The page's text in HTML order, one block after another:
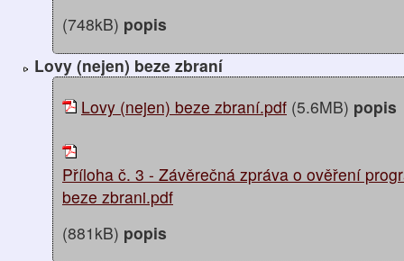
(748kB) popis
Lovy (nejen) beze zbraní
Lovy (nejen) beze zbraní.pdf (5.6MB) popis
Příloha č. 3 - Závěrečná zpráva o ověření
beze zbrani.pdf
(881kB) popis